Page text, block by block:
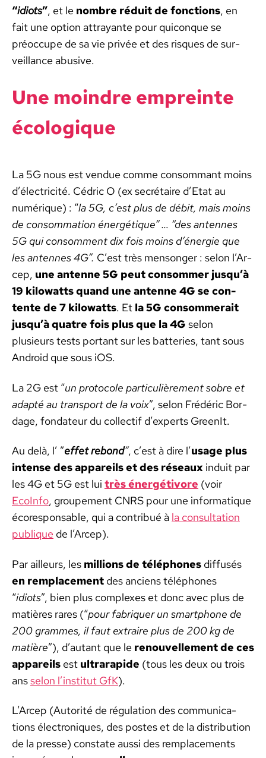
“idiots”, et le nom­bre réduit de fonc­tions, en
fait une option attrayante pour quiconque se
préoc­cupe de sa vie privée et des risques de sur­
veil­lance abu­sive.
Une moin­dre empreinte
écologique
La 5G nous est ven­due comme con­som­mant moins
d’électricité. Cédric O (ex secré­taire d’E­tat au
numérique) : “la 5G, c’est plus de débit, mais moins
de con­som­ma­tion énergé­tique” … “des antennes
5G qui con­som­ment dix fois moins d’énergie que
les antennes 4G”. C’est très men­songer : selon l’Ar­
cep, une antenne 5G peut con­som­mer jusqu’à
19 kilo­watts quand une antenne 4G se con­
tente de 7 kilo­watts. Et la 5G con­som­merait
jusqu’à qua­tre fois plus que la 4G selon
plusieurs tests por­tant sur les bat­ter­ies, tant sous
Android que sous iOS.
La 2G est “un pro­to­cole par­ti­c­ulière­ment sobre et
adap­té au trans­port de la voix”, selon Frédéric Bor­
dage, fon­da­teur du col­lec­tif d’ex­perts Green­It.
Au delà, l’ ”effet rebond”, c’est à dire l’usage plus
intense des appareils et des réseaux induit par
les 4G et 5G est lui très énergé­ti­vore (voir
EcoIn­fo, groupe­ment CNRS pour une infor­ma­tique
écore­spon­s­able, qui a con­tribué à la con­sul­ta­tion
publique de l’Arcep).
Par ailleurs, les mil­lions de télé­phones dif­fusés
en rem­place­ment des anciens télé­phones
“idiots”, bien plus com­plex­es et donc avec plus de
matières rares (“pour fab­ri­quer un smart­phone de
200 grammes, il faut extraire plus de 200 kg de
matière”), d’au­tant que le renou­velle­ment de ces
appareils est ultra­ra­pi­de (tous les deux ou trois
ansselon l’institut GfK).
L’Arcep (Autorité de régu­la­tion des com­mu­ni­ca­
tions élec­tron­iques, des postes et de la dis­tri­b­u­tion
de la presse) con­state aus­si des rem­place­ments